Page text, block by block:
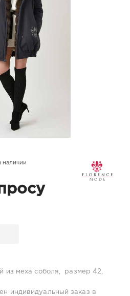
наличии
из меха соболя, размер 42,
индивидуальный заказ в